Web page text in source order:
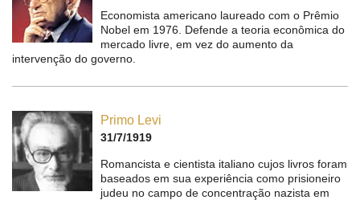
Economista americano laureado com o Prêmio
Nobel em 1976. Defende a teoria econômica do
mercado livre, em vez do aumento da
intervenção do governo.
Primo Levi
31/7/1919
Romancista e cientista italiano cujos livros foram
baseados em sua experiência como prisioneiro
judeu no campo de concentração nazista em